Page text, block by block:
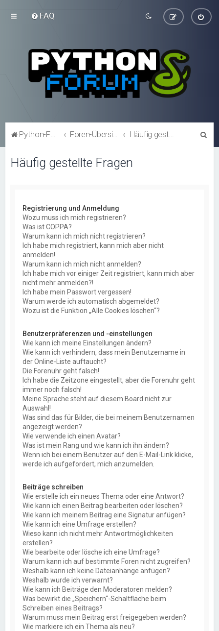
FAQ
Python-Forum.de Foren-Übersicht
Häufig gestellte Fragen
Registrierung und Anmeldung
Wozu muss ich mich registrieren?
Was ist COPPA?
Warum kann ich mich nicht registrieren?
Ich habe mich registriert, kann mich aber nicht
anmelden!
Warum kann ich mich nicht anmelden?
Ich habe mich vor einiger Zeit registriert, kann mich aber
nicht mehr anmelden?!
Ich habe mein Passwort vergessen!
Warum werde ich automatisch abgemeldet?
Wozu ist die Funktion „Alle Cookies löschen“?
Benutzerpräferenzen und -einstellungen
Wie kann ich meine Einstellungen ändern?
Wie kann ich verhindern, dass mein Benutzername in
der Online-Liste auftaucht?
Die Forenuhr geht falsch!
Ich habe die Zeitzone eingestellt, aber die Forenuhr geht
immer noch falsch!
Meine Sprache steht auf diesem Board nicht zur
Auswahl!
Was sind das für Bilder, die bei meinem Benutzernamen
angezeigt werden?
Wie verwende ich einen Avatar?
Was ist mein Rang und wie kann ich ihn ändern?
Wenn ich bei einem Benutzer auf den E-Mail-Link klicke,
werde ich aufgefordert, mich anzumelden.
Beiträge schreiben
Wie erstelle ich ein neues Thema oder eine Antwort?
Wie kann ich einen Beitrag bearbeiten oder löschen?
Wie kann ich meinem Beitrag eine Signatur anfügen?
Wie kann ich eine Umfrage erstellen?
Wieso kann ich nicht mehr Antwortmöglichkeiten
erstellen?
Wie bearbeite oder lösche ich eine Umfrage?
Warum kann ich auf bestimmte Foren nicht zugreifen?
Weshalb kann ich keine Dateianhänge anfügen?
Weshalb wurde ich verwarnt?
Wie kann ich Beiträge den Moderatoren melden?
Was bewirkt die „Speichern“-Schaltfläche beim
Schreiben eines Beitrags?
Warum muss mein Beitrag erst freigegeben werden?
Wie markiere ich ein Thema als neu?